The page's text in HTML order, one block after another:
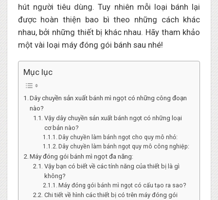
hút người tiêu dùng. Tuy nhiên mỗi loại bánh lại
được hoàn thiện bao bì theo những cách khác
nhau, bởi những thiết bị khác nhau. Hãy tham khảo
một vài loại máy đóng gói bánh sau nhé!
Mục lục
Dây chuyền sản xuất bánh mì ngọt có những công đoạn
nào?
Vậy dây chuyền sản xuất bánh ngọt có những loại
cơ bản nào?
Dây chuyền làm bánh ngọt cho quy mô nhỏ:
Dây chuyền làm bánh ngọt quy mô công nghiệp:
Máy đóng gói bánh mì ngọt đa năng:
Vậy bạn có biết về các tính năng của thiết bị là gì
không?
Máy đóng gói bánh mì ngọt có cấu tạo ra sao?
Chi tiết về hình các thiết bị có trên máy đóng gói